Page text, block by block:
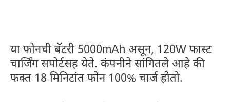
या फोनची बॅटरी 5000mAh असून, 120W फास्ट
चार्जिंग सपोर्टसह येते. कंपनीने सांगितले आहे की
फक्त 18 मिनिटांत फोन 100% चार्ज होतो.